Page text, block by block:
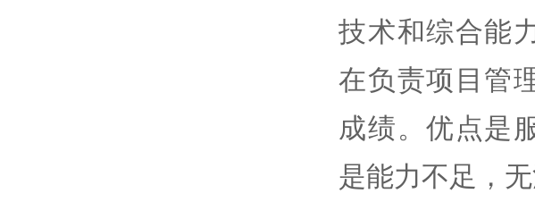
技术和综合能
在负责项目管
成绩。优点是
是能力不足，